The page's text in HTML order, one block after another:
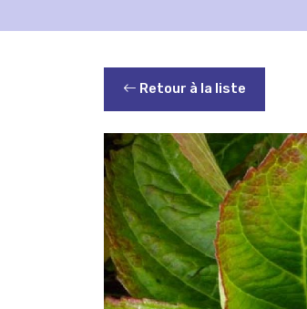
Retour à la liste